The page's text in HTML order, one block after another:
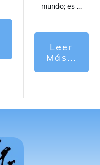
mundo; es ...
Leer
Más...